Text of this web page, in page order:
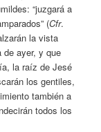
“juzgará a
(Cfr.
la vista
ayer, y que
la raíz de Jesé
los gentiles,
también a
todos los